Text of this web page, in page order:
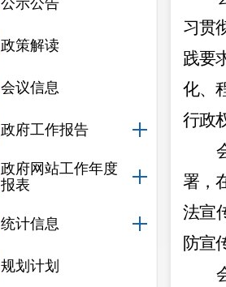
公示公告
政策解读
会议信息
政府工作报告
政府网站工作年度
报表
统计信息
规划计划
习贯
践要
化、
行政
署，
法宣
防宣